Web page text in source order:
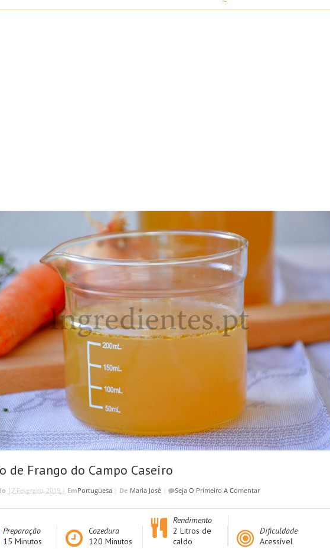
de Frango do Campo Caseiro
17 Fevereiro, 2019 | EmPortuguesa De Maria José Seja O Primeiro A Comentar
Preparação
15 Minutos
Cozedura
120 Minutos
Rendimento
2 Litros de
caldo
Dificuldade
Acessível